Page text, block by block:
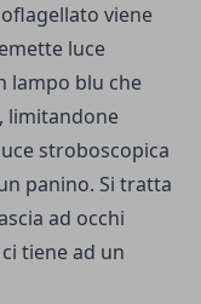
viene
luce
lampo blu che
limitandone
stroboscopica
panino. Si tratta
ad occhi
tiene ad un